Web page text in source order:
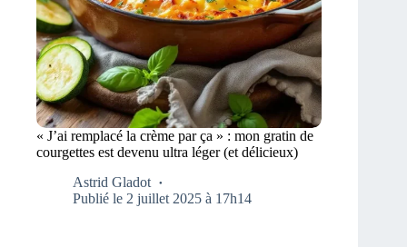
« J’ai remplacé la crème par ça » : mon gratin de
courgettes est devenu ultra léger (et délicieux)
Astrid Gladot
Publié le 2 juillet 2025 à 17h14